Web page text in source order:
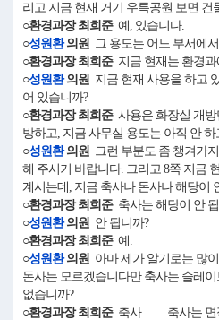
리고 지금 현재 거기 우륵공원 보면
○환경과장 최희준예, 있습니다.
○성원환의원 그 용도는 어느 부서에
○환경과장 최희준지금 현재는 환경과
○성원환의원 지금 현재 사용을 하고
어 있습니까?
○환경과장 최희준사용은 화장실 개방
방하고, 지금 사무실 용도는 아직 안
○성원환의원 그런 부분도 좀 챙겨가
해 주시기 바랍니다. 그리고 8쪽 지금
계시는데, 지금 축사나 돈사나 해당이
○환경과장 최희준축사는 해당이 안
○성원환의원 안 됩니까?
○환경과장 최희준예.
○성원환의원 아마 제가 알기로는 많
돈사는 모르겠습니다만 축사는 슬레
없습니까?
○환경과장 최희준축사…… 축사는 면